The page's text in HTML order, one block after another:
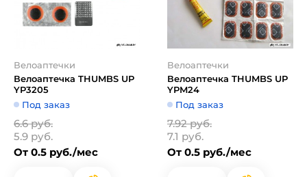
Велоаптечки
Велоаптечка THUMBS UP
YP3205
Под заказ
6.6 руб.
5.9 руб.
От 0.5 руб./мес
Велоаптечки
Велоаптечка THUMBS UP
YPM24
Под заказ
7.92 руб.
7.1 руб.
От 0.5 руб./мес